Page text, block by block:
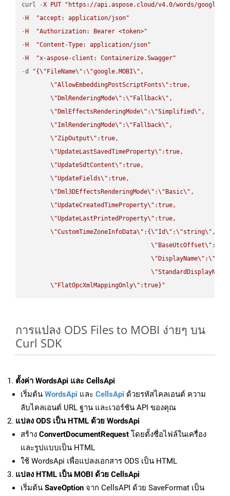
curl
-X PUT
"https://api.aspose.cloud/v4.0/words/
- H
"accept: application/json"
- H
"Authorization: Bearer <token>"
- H
"Content-Type: application/json"
- H
"x-aspose-client: Containerize.Swagger"
-d "{\" FileName\" :\"google.MOBI\" ,
\"AllowEmbeddingPostScriptFonts\" :true,
\" DmlRenderingMode\" :\" Fallback\" ,
\" DmlEffectsRenderingMode\" :\"Simplified\" ,
\"ImlRenderingMode\" :\" Fallback\" ,
\"ZipOutput\" :true,
\"UpdateLastSavedTimeProperty\" :true,
\"UpdateSdtContent\" :true,
\"UpdateFields\" :true,
\" Dml3DEffectsRenderingMode\" :\" Basic\" ,
\"UpdateCreatedTimeProperty\" :true,
\"UpdateLastPrintedProperty\" :true,
\"CustomTimeZoneInfoData\" :{\"Id\" :\"string\" ,
\" BaseUtcOffset\" :
\" DisplayName\" :\"
\"StandardDisplayName
\" FlatOpcXmlMappingOnly\" :true}"
การแปลง ODS Files to MOBI ง่ายๆ บน
Curl SDK
ตั้งค่า WordsApi และ CellsApi
เริ่มต้น WordsApi และ CellsApi ด้วยรหัสไคลเอนต์ ความ
ลับไคลเอนต์ URL ฐาน และเวอร์ชัน API ของคุณ
แปลง ODS เป็น HTML ด้วย WordsApi
สร้าง ConvertDocumentRequest โดยตั้งชื่อไฟล์ในเครื่อง
และรูปแบบเป็น HTML
ใช้ WordsApi เพื่อแปลงเอกสาร ODS เป็น HTML
แปลง HTML เป็น MOBI ด้วย CellsApi
เริ่มต้น SaveOption จาก CellsAPI ด้วย SaveFormat เป็น